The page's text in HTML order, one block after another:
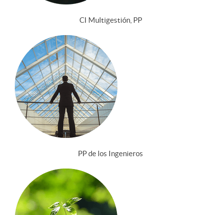
CI Multigestión, PP
PP de los Ingenieros